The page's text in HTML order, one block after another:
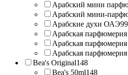
Арабский мини
Арабский мини-
Арабские духи ОАЭ
Арабская парфюмерия
Арабская
Арабская
Bea's Original148
Bea's 50ml148